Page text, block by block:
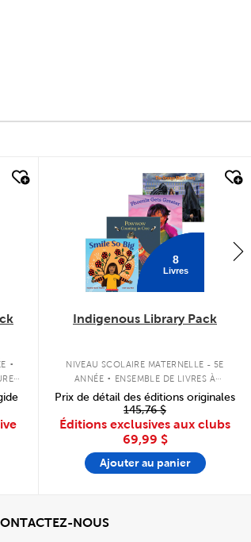
.
8
Livres
Indigenous Library Pack
NIVEAU SCOLAIRE MATERNELLE - 5E
ANNÉE . ENSEMBLE DE LIVRES À
COUVERTURE SOUPLE
Prix de détail des éditions originales
145,76 $
Éditions exclusives aux clubs
69,99 $
Ajouter au panier
NOUSView